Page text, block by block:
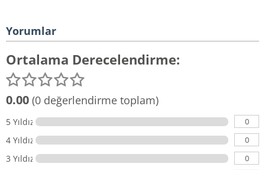
Yorumlar
Ortalama Derecelendirme:
0.00 (0 değerlendirme toplam)
5 Yıldız 0
4 Yıldız 0
3 Yıldız 0